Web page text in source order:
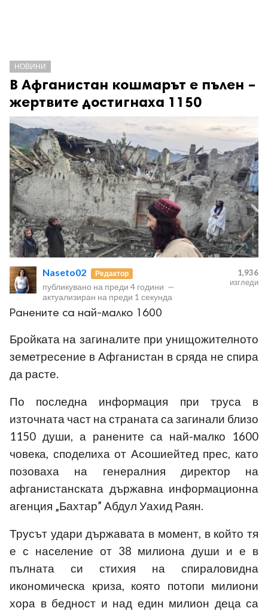
НОВИНИ
В Афганистан кошмарът е пълен –
жертвите достигнаха 1150
Naseto02 Редактор
публикувано на преди 4 години —
актуализиран на преди 1 секунда
1,936
изгледи
Ранените са най-малко 1600
Бройката на загиналите при унищожителното
земетресение в Афганистан в сряда не спира
да расте.
По последна информация при труса в
източната част на страната са загинали близо
1150 души, а ранените са най-малко 1600
човека, споделиха от Асошиейтед прес, като
позоваха на генералния директор на
афганистанската държавна информационна
агенция „Бахтар” Абдул Уахид Раян.
Трусът удари държавата в момент, в който тя
е с население от 38 милиона души и е в
пълната си стихия на спираловидна
икономическа криза, която потопи милиони
хора в бедност и над един милион деца са